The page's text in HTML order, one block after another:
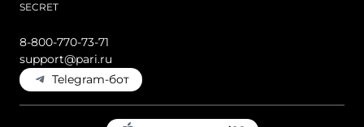
SECRET
8-800-770-73-71
support@pari.ru
Telegram-бот